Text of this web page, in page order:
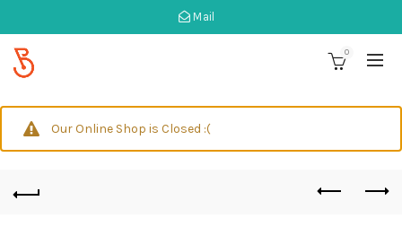
Mail
0
Our Online Shop is Closed :(